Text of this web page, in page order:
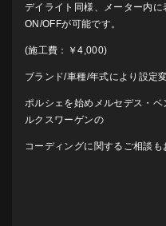
デイライト同様、メーター内
ON/OFFが可能です。
(施工費：￥4,000)
ブランド/車種/年式により設定
ポルシェを始めメルセデス・
ルクスワーゲンの
コーディングに関するご相談も